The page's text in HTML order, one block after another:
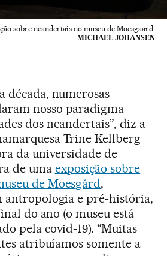
sobre neandertais no museu de Moesgaard.
MICHAEL JOHANSEN
década, numerosas
nosso paradigma
dos neandertais”, diz a
Trine Kellberg
da universidade de
de uma exposição sobre
de Moesgård,
antropologia e pré-história,
do ano (o museu está
pela covid-19). “Muitas
atribuíamos somente a